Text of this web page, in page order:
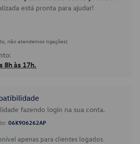
está pronta para ajudar!
não atendemos ligações)
8h às 17h.
fazendo login na sua conta.
06K906262AP
apenas para clientes logados.